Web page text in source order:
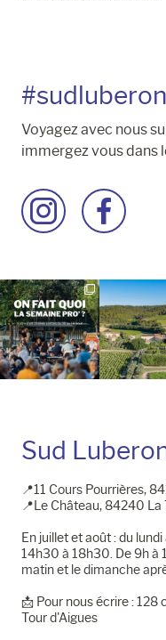
Voyagez avec nous
immergez vous dans
Accéder
à
Instagram
Accéder
à
Facebook
Sud
📍11 Cours Pourrières,
📍Le Château, 84240 La
En juillet et août : du
14h30 à 18h30. De 9h à
matin et le dimanche
📩​ Pour nous écrire :
Tour d'Aigues